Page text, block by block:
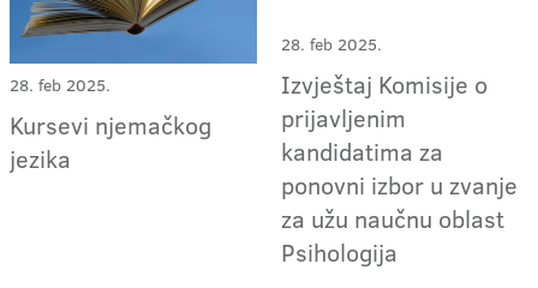
28. feb 2025.
Kursevi njemačkog
jezika
28. feb 2025.
Izvještaj Komisije o
prijavljenim
kandidatima za
ponovni izbor u zvanje
za užu naučnu oblast
Psihologija